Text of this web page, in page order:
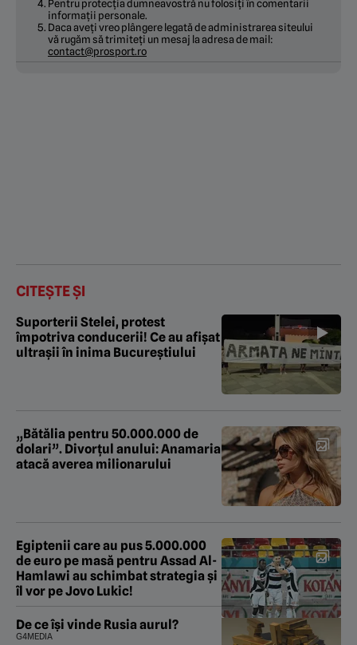
Pentru protecția dumneavostră nu folosiți în comentarii
informații personale.
Daca aveți vreo plângere legată de administrarea siteului
vă rugăm să trimiteți un mesaj la adresa de mail:
contact@prosport.ro
CITEȘTE ȘI
Suporterii Stelei, protest
împotriva conducerii! Ce au afișat
ultrașii în inima Bucureștiului
„Bătălia pentru 50.000.000 de
dolari”. Divorțul anului: Anamaria
atacă averea milionarului
Egiptenii care au pus 5.000.000
de euro pe masă pentru Assad Al-
Hamlawi au schimbat strategia și
îl vor pe Jovo Lukic!
De ce își vinde Rusia aurul?
G4MEDIA